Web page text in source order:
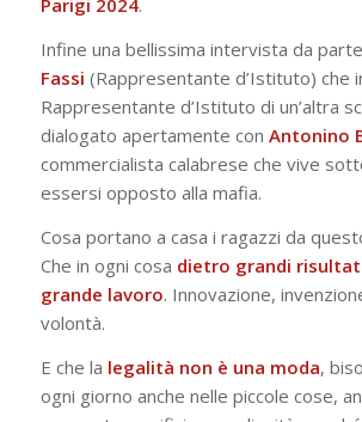
Parigi 2024.
Infine una bellissima intervista da
Fassi (Rappresentante d’Istituto) che
Rappresentante d’Istituto di un’altra
dialogato apertamente con Antonino
commercialista calabrese che vive
essersi opposto alla mafia.
Cosa portano a casa i ragazzi da
Che in ogni cosa dietro grandi risultati
grande lavoro. Innovazione,
volontà.
E che la legalità non è una moda,
ogni giorno anche nelle piccole cose,